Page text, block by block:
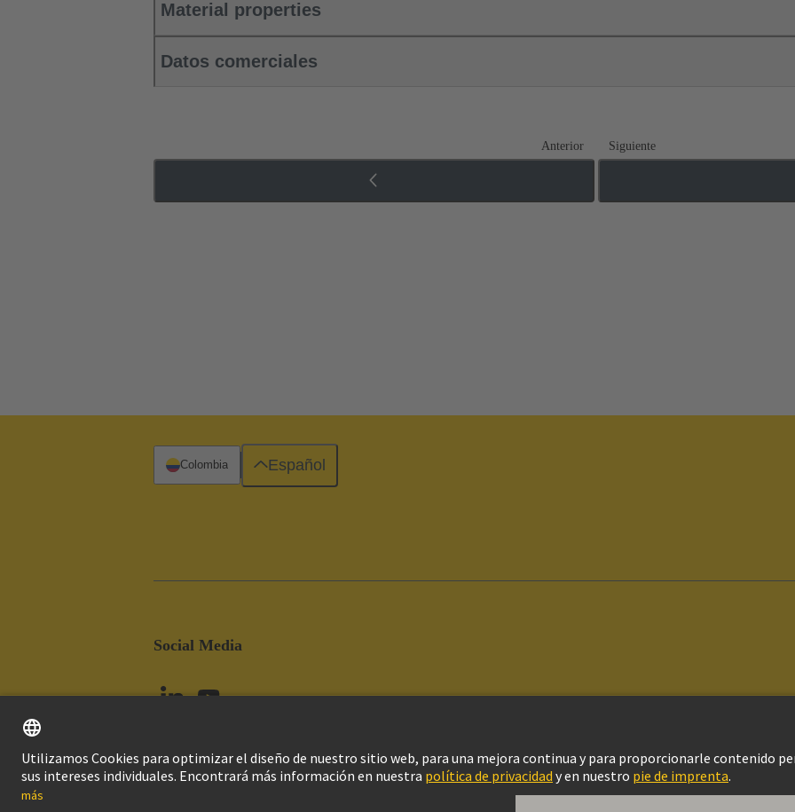
Material properties
Datos comerciales
Anterior Siguiente
Social Media
Colombia Español